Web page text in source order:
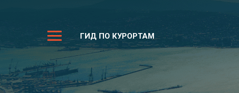
ГИД ПО КУРОРТАМ